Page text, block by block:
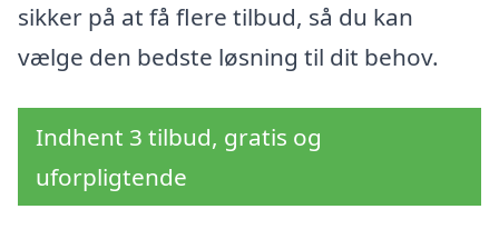
sikker på at få flere tilbud, så du kan
vælge den bedste løsning til dit behov.
Indhent 3 tilbud, gratis og
uforpligtende